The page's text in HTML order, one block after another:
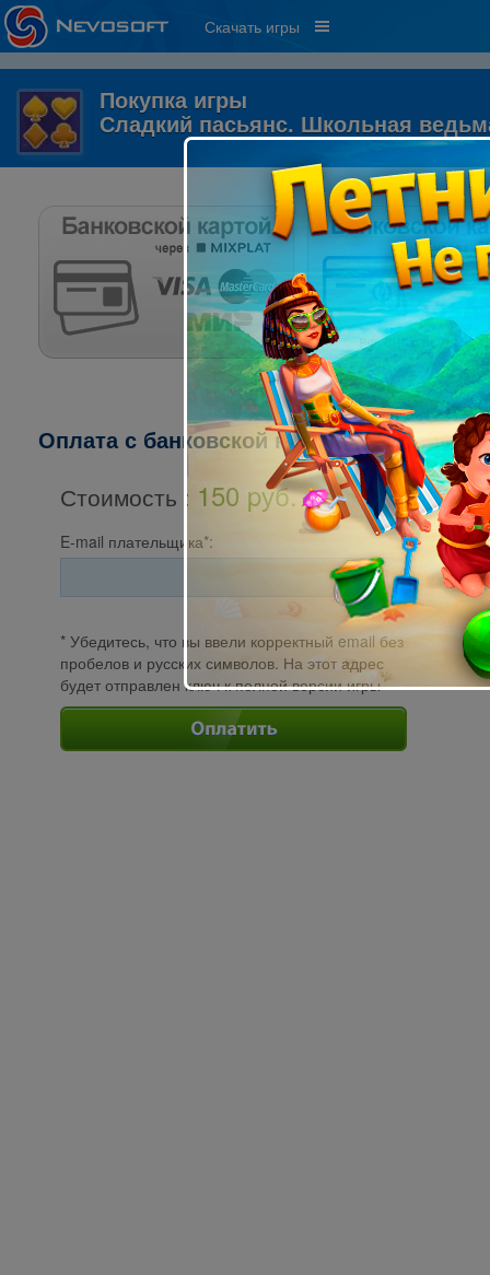
Скачать игры
Покупка игры
Сладкий пасьянс. Школьная
Оплата с банковской карты через
Стоимость : 150 pуб.
E-mail плательщика*:
* Убедитесь, что вы ввели корректный email без
пробелов и русских символов. На этот адрес
будет отправлен ключ к полной версии игры